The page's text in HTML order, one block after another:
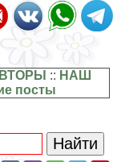
:: НАШ
посты